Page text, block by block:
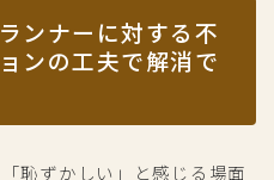
ンナーに対する不
ンの工夫で解消で
恥ずかしい」と感じる場面